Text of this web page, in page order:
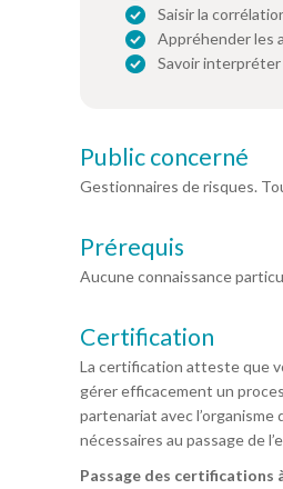
Saisir la
Appréhender les
Savoir
Public concerné
Gestionnaires de risques.
Prérequis
Aucune connaissance
Certification
La certification atteste que
gérer efficacement un
partenariat avec
nécessaires au passage de
Passage des certifications